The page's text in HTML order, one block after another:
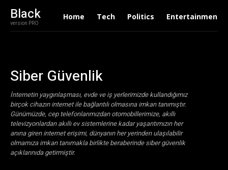
Black
version PRO
Home Tech Politics Entertainment
Siber Güvenlik
İnternetin yaygınlaşması, evde ve iş yerlerimizde kullandığımız
birçok cihazın internet ile bağlantılı olmasına imkan tanımıştır.
Günümüzde, cep telefonlarımızdan otomobillerimize, akıllı
televizyonlardan akıllı ev sistemlerine kadar yaşantımızın her
anına giren internet erişimi, dünyanın her yerinden ulaşılabilir
olmamıza imkan tanımakla birlikte beraberinde siber güvenlik
açıklarınıda getirmiştir.